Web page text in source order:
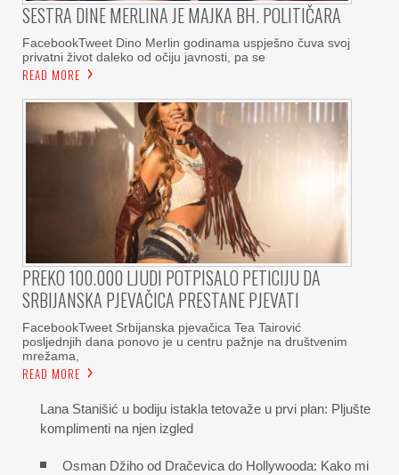
SESTRA DINE MERLINA JE MAJKA BH. POLITIČARA
FacebookTweet Dino Merlin godinama uspješno čuva svoj
privatni život daleko od očiju javnosti, pa se
READ MORE
PREKO 100.000 LJUDI POTPISALO PETICIJU DA
SRBIJANSKA PJEVAČICA PRESTANE PJEVATI
FacebookTweet Srbijanska pjevačica Tea Tairović
posljednjih dana ponovo je u centru pažnje na društvenim
mrežama,
READ MORE
Lana Stanišić u bodiju istakla tetovaže u prvi plan: Pljušte
komplimenti na njen izgled
Osman Džiho od Dračevica do Hollywooda: Kako mi